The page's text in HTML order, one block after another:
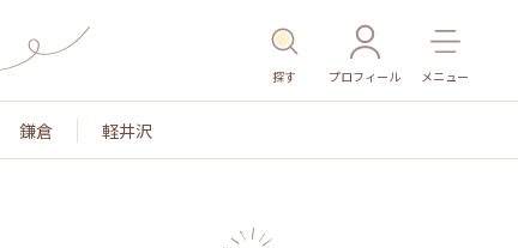
探す プロフィール メニュー
鎌倉 軽井沢